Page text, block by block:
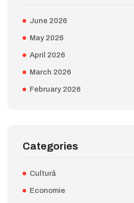
June 2026
May 2026
April 2026
March 2026
February 2026
Categories
Cultură
Economie